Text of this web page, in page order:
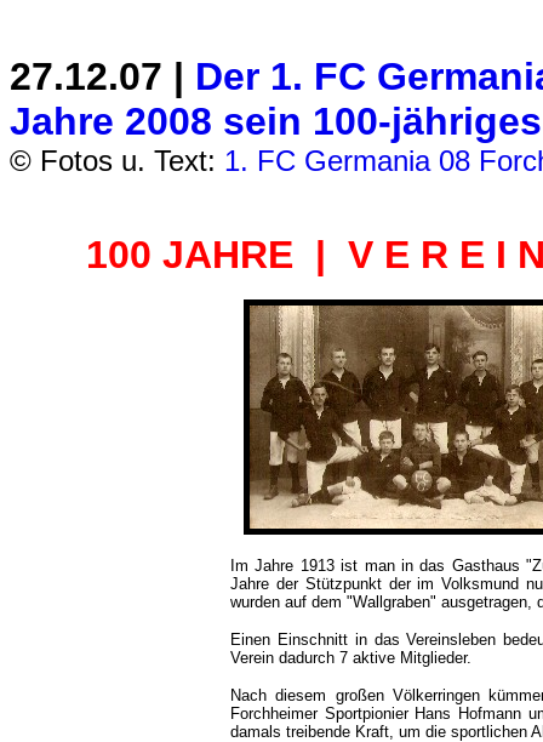
27.12.07 | Der 1. FC
Jahre 2008 sein 100-
© Fotos u. Text: 1. FC Germania 08
100 JAHRE | V E R E I
Im Jahre 1913 ist man in das Gasthaus
Jahre der Stützpunkt der im Volksmund
wurden auf dem "Wallgraben"
Einen Einschnitt in das Vereinsleben
Verein dadurch 7 aktive Mitglieder.
Nach diesem großen Völkerringen
Forchheimer Sportpionier Hans Hofmann
damals treibende Kraft, um die sportlichen